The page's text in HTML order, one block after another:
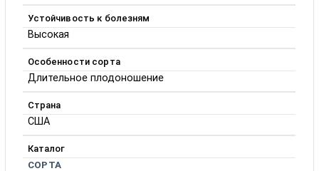
Устойчивость к болезням
Высокая
Особенности сорта
Длительное плодоношение
Страна
США
Каталог
СОРТА